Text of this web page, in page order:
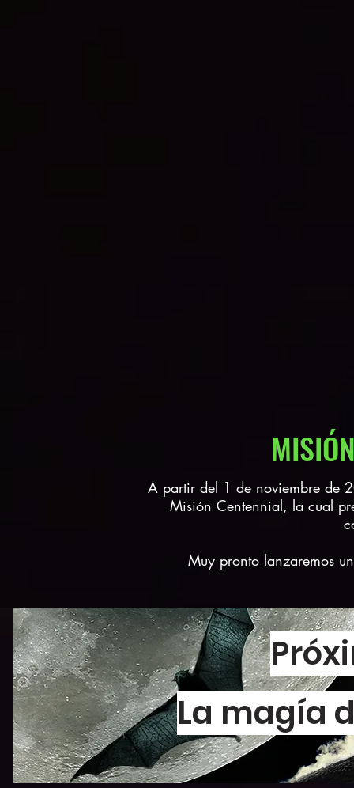
A partir del 1 de noviembre de
Misión Centennial, la cual
Muy pronto lanzaremos
La magía